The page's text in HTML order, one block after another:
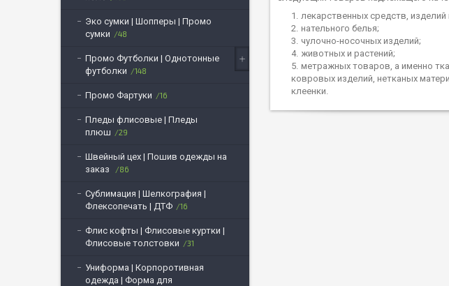
лекарственных средств, изделий
нательного белья;
чулочно-носочных изделий;
животных и растений;
метражных товаров, а именно
ковровых изделий, нетканых
клеенки.
Эко сумки | Шопперы | Промо
сумки
48
Промо Футболки | Однотонные
футболки
148
Промо Фартуки 16
Пледы флисовые | Пледы
плюш
29
Швейный цех | Пошив одежды на
заказ
86
Сублимация | Шелкография |
Флексопечать | ДТФ
16
Флис кофты | Флисовые куртки |
Флисовые толстовки
31
Униформа | Корпоротивная
одежда | Форма для